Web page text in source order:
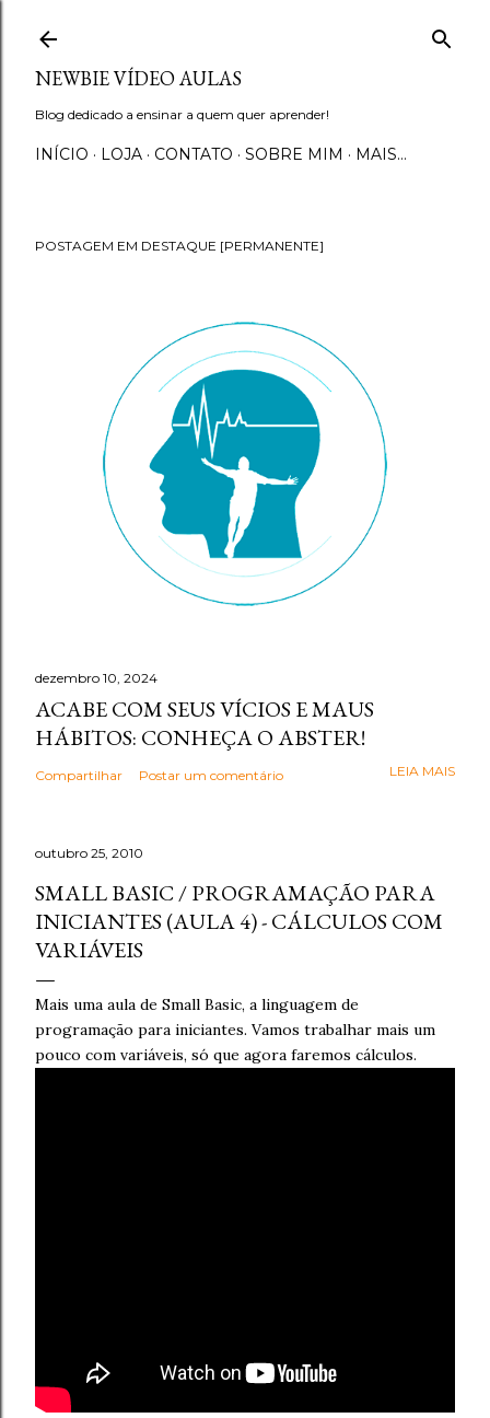
NEWBIE VÍDEO AULAS
Blog dedicado a ensinar a quem quer aprender!
INÍCIO LOJA CONTATO SOBRE MIM MAIS…
POSTAGEM EM DESTAQUE [PERMANENTE]
dezembro 10, 2024
ACABE COM SEUS VÍCIOS E MAUS
HÁBITOS: CONHEÇA O ABSTER!
Compartilhar Postar um comentário LEIA MAIS
outubro 25, 2010
SMALL BASIC / PROGRAMAÇÃO PARA
INICIANTES (AULA 4) - CÁLCULOS COM
VARIÁVEIS
Mais uma aula de Small Basic, a linguagem de
programação para iniciantes. Vamos trabalhar mais um
pouco com variáveis, só que agora faremos cálculos.